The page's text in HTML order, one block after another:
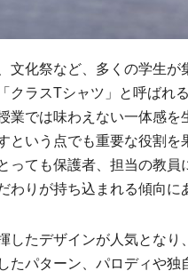
文化祭など、多くの学生
クラスTシャツ」と呼ばれ
業では味わえない一体感
という点でも重要な役割
っても保護者、担当の教
わりが持ち込まれる傾向に
したデザインが人気とな
たパターン、パロディや